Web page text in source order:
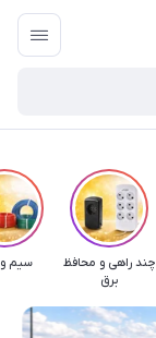
چند راهی و محافظ
برق
سیم و